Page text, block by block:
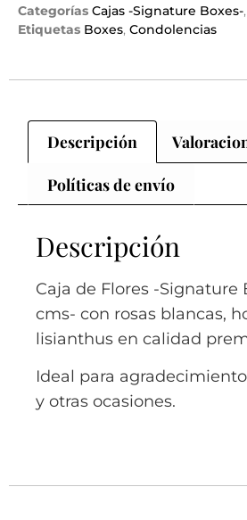
Categorías Cajas -Signature Boxes-,
Etiquetas Boxes, Condolencias
Descripción
Políticas de envío
Descripción
Caja de Flores -Signature
cms- con rosas blancas,
lisianthus en calidad
Ideal para
y otras ocasiones.